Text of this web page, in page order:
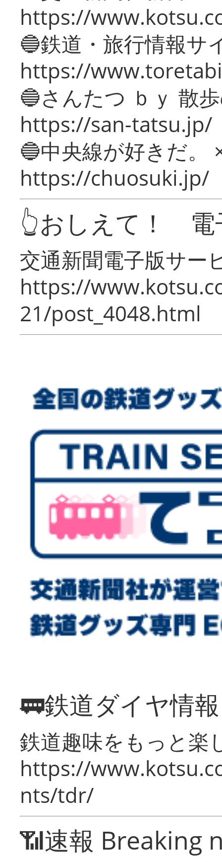
https://
🔵鉄道・旅行情報サ
https://
🔵さんたつ ｂｙ 散
https://san-tatsu.jp/
🔵中央線が好きだ。
https://chuosuki.jp/
👆おしえて！ 電
交通新聞電子版サー
https://
21/post_4048.html
🚃鉄道ダイヤ情
鉄道趣味をもっと楽
https://
nts/tdr/
📶速報 Breaking